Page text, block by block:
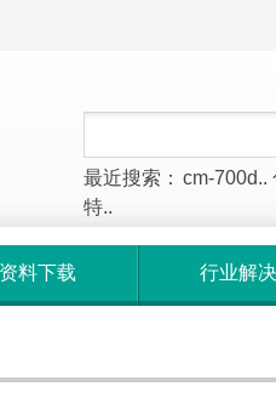
最近搜索： cm-700d..
特..
资料下载 行业解